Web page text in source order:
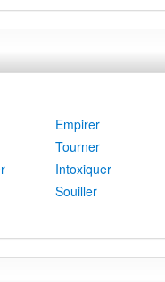
Empirer
Tourner
Intoxiquer
Souiller